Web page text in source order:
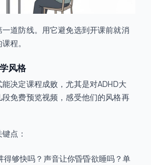
道防线。用它避免选到开课前就消
程。
风格
决定课程成败，尤其是对ADHD大
段免费预览视频，感受他们的风格再
点：
得够快吗？声音让你昏昏欲睡吗？单